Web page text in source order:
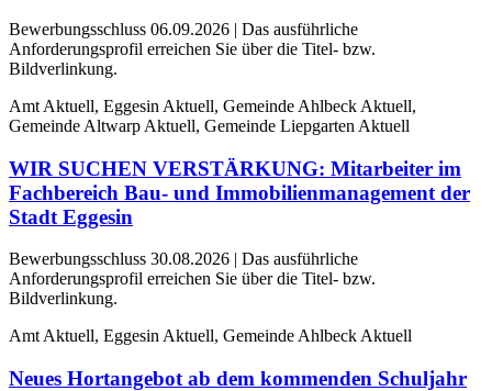
Bewerbungsschluss 06.09.2026 | Das ausführliche
Anforderungsprofil erreichen Sie über die Titel- bzw.
Bildverlinkung.
Amt Aktuell, Eggesin Aktuell, Gemeinde Ahlbeck Aktuell,
Gemeinde Altwarp Aktuell, Gemeinde Liepgarten Aktuell
WIR SUCHEN VERSTÄRKUNG: Mitarbeiter im
Fachbereich Bau- und Immobilienmanagement der
Stadt Eggesin
Bewerbungsschluss 30.08.2026 | Das ausführliche
Anforderungsprofil erreichen Sie über die Titel- bzw.
Bildverlinkung.
Amt Aktuell, Eggesin Aktuell, Gemeinde Ahlbeck Aktuell
Neues Hortangebot ab dem kommenden Schuljahr